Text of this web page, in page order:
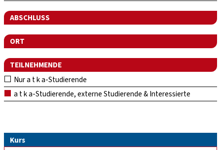
ABSCHLUSS
ORT
TEILNEHMENDE
Nur a t k a-Studierende
a t k a-Studierende, externe Studierende & Interessierte
Kurs